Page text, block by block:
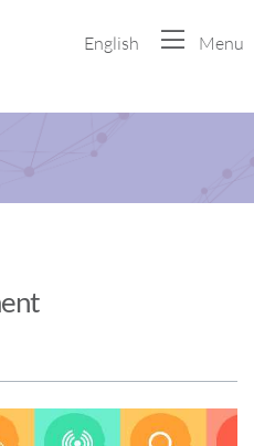
English Menu